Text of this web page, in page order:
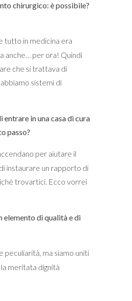
chirurgico: è possibile?
tutto in medicina era
anche… per ora! Quindi
che si trattava di
sistemi di
entrare in una casa di cura
passo?
per aiutare il
instaurare un rapporto di
trovartici. Ecco vorrei
elemento di qualità e di
peculiarità, ma siamo uniti
meritata dignità